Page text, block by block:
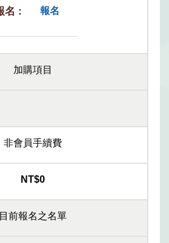
報名
加購項目
非會員手續費
NT$0
目前報名之名單